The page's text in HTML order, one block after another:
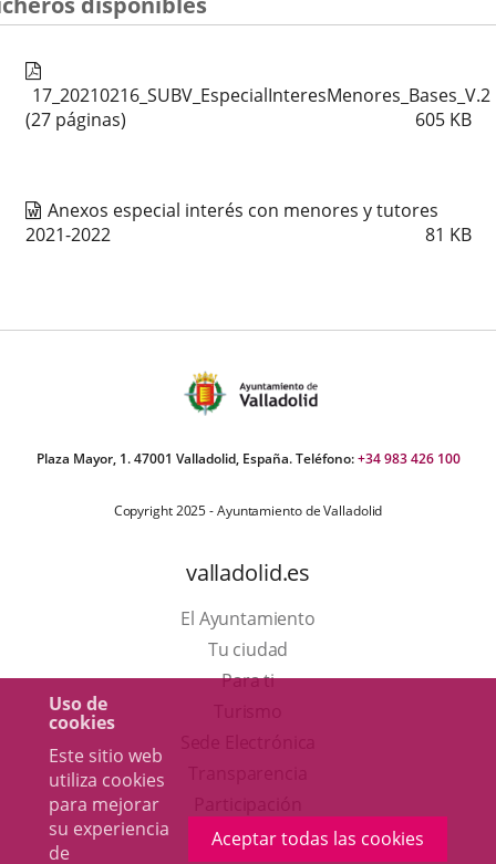
Uso de
cookies
Este sitio web
utiliza cookies
para mejorar
su experiencia
de
Aceptar todas las cookies
17_20210216_SUBV_EspecialInteresMenores_Bases_V.2
605 KB
(27 páginas)
Anexos especial interés con menores y tutores
2021-2022
81 KB
Plaza Mayor, 1. 47001 Valladolid, España. Teléfono:+34 983 426 100
Copyright 2025 - Ayuntamiento de Valladolid
valladolid.es
El Ayuntamiento
Tu ciudad
Para ti
en aplicación